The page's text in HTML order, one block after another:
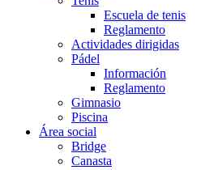
Escuela de tenis
Reglamento
Actividades dirigidas
Pádel
Información
Reglamento
Gimnasio
Piscina
Área social
Bridge
Canasta